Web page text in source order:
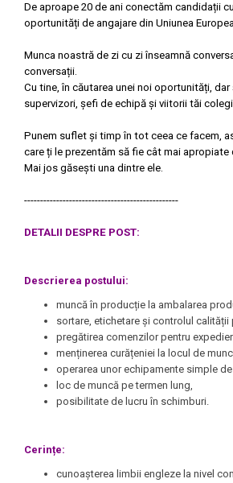
De aproape 20 de ani conectăm candidații
oportunități de angajare din Uniunea
Munca noastră de zi cu zi înseamnă
conversații.
Cu tine, în căutarea unei noi oportunități, dar
supervizori, șefi de echipă și viitorii tăi
Punem suflet și timp în tot ceea ce facem,
care ți le prezentăm să fie cât mai apropiate
Mai jos găsești una dintre ele.
------------------------------------------------
DETALII DESPRE POST:
Descrierea postului:
muncă în producție la ambalarea
sortare, etichetare și controlul calității
pregătirea comenzilor pentru
menținerea curățeniei la locul de
operarea unor echipamente simple
loc de muncă pe termen lung,
posibilitate de lucru în schimburi.
Cerințe:
cunoașterea limbii engleze la nivel